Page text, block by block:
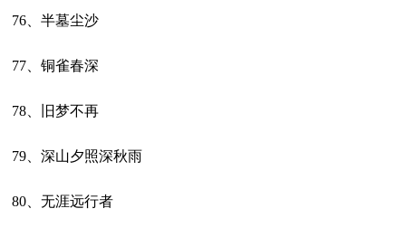
76、半墓尘沙
77、铜雀春深
78、旧梦不再
79、深山夕照深秋雨
80、无涯远行者